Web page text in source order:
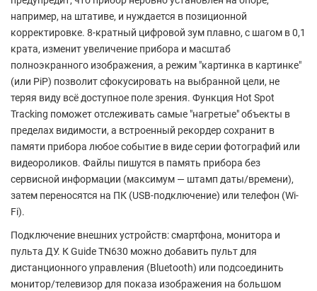
например, на штативе, и нуждается в позиционной
корректировке. 8-кратный цифровой зум плавно, с шагом в 0,1
крата, изменит увеличение прибора и масштаб
полноэкранного изображения, а режим "картинка в картинке"
(или PiP) позволит сфокусировать на выбранной цели, не
теряя виду всё доступное поле зрения. Функция Hot Spot
Tracking поможет отслеживать самые "нагретые" объекты в
пределах видимости, а встроенный рекордер сохранит в
памяти прибора любое событие в виде серии фотографий или
видеороликов. Файлы пишутся в память прибора без
сервисной информации (максимум — штамп даты/времени),
затем переносятся на ПК (USB-подключение) или телефон (Wi-
Fi).
Подключение внешних устройств: смартфона, монитора и
пульта ДУ. К Guide TN630 можно добавить пульт для
дистанционного управления (Bluetooth) или подсоединить
монитор/телевизор для показа изображения на большом